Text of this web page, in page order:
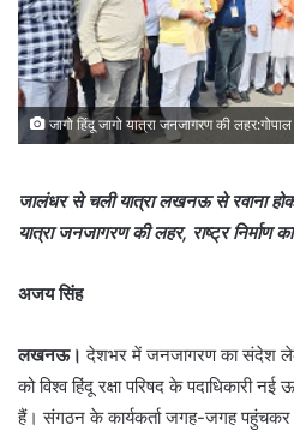
जागो हिंदू जागो यात्रा जनजागरण की लहर:गोपाल
जालंधर से चली यात्रा लखनऊ से रवाना
यात्रा जनजागरण की लहर, राष्ट्र निर्माण
अजय सिंह
लखनऊ।देशभर में जनजागरण का संदेश
को विश्व हिंदू रक्षा परिषद के पदाधिकारी
हैं। संगठन के कार्यकर्ता जगह-जगह